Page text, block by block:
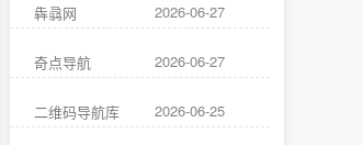
犇骉网 2026-06-27
奇点导航 2026-06-27
二维码导航库 2026-06-25